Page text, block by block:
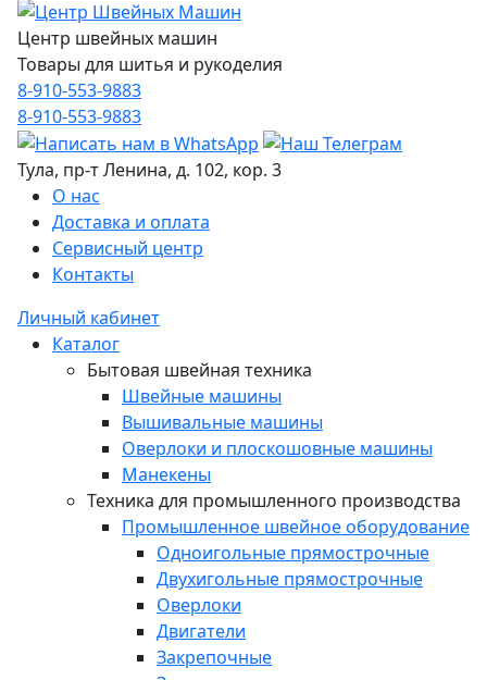
Центр швейных машин
Товары для шитья и рукоделия
8-910-553-9883
8-910-553-9883
Тула, пр-т Ленина, д. 102, кор. 3
О нас
Доставка и оплата
Сервисный центр
Контакты
Личный кабинет
Каталог
Бытовая швейная техника
Швейные машины
Вышивальные машины
Оверлоки и плоскошовные машины
Манекены
Техника для промышленного производства
Промышленное швейное оборудование
Одноигольные прямострочные
Двухигольные прямострочные
Оверлоки
Двигатели
Закрепочные